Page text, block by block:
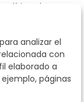
Política de
que sus
Segre con la
ejercitar los
y demás
vigente
el envío de
analizar el
con
elaborado a
páginas